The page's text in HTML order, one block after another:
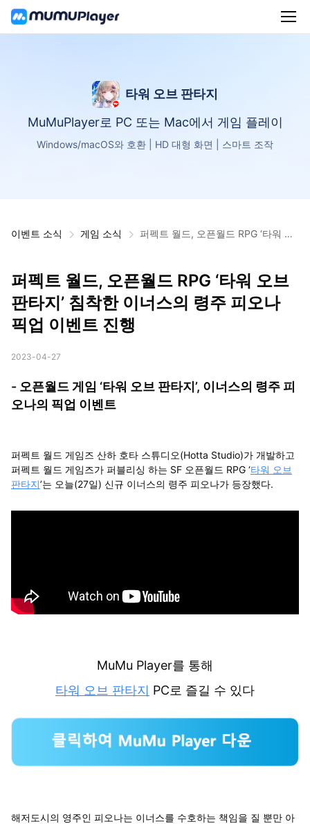
타워 오브 판타지
MuMuPlayer로 PC 또는 Mac에서 게임 플레이
Windows/macOS와 호환 | HD 대형 화면 | 스마트 조작
이벤트 소식 게임 소식
퍼펙트 월드, 오픈월드 RPG ‘타워 오
퍼펙트 월드, 오픈월드 RPG ‘타워 오브
판타지’ 침착한 이너스의 령주 피오나
픽업 이벤트 진행
2023-04-27
- 오픈월드 게임 ‘타워 오브 판타지’, 이너스의 령주 피
오나의 픽업 이벤트
퍼펙트 월드 게임즈 산하 호타 스튜디오(Hotta Studio)가 개발하고
퍼펙트 월드 게임즈가 퍼블리싱 하는 SF 오픈월드 RPG ‘타워 오브
판타지’는 오늘(27일) 신규 이너스의 령주 피오나가 등장했다.
MuMu Player를 통해
타워 오브 판타지 PC로 즐길 수 있다
해저도시의 영주인 피오나는 이너스를 수호하는 책임을 질 뿐만 아